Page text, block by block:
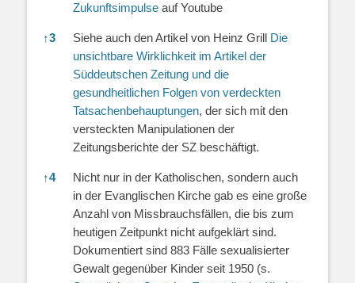
Zukunftsimpulse auf Youtube
↑3 Siehe auch den Artikel von Heinz Grill Die
unsichtbare Wirklichkeit im Artikel der
Süddeutschen Zeitung und die
gesundheitlichen Folgen von verdeckten
Tatsachenbehauptungen, der sich mit den
versteckten Manipulationen der
Zeitungsberichte der SZ beschäftigt.
↑4
Nicht nur in der Katholischen, sondern auch
in der Evanglischen Kirche gab es eine große
Anzahl von Missbrauchsfällen, die bis zum
heutigen Zeitpunkt nicht aufgeklärt sind.
Dokumentiert sind 883 Fälle sexualisierter
Gewalt gegenüber Kinder seit 1950 (s.